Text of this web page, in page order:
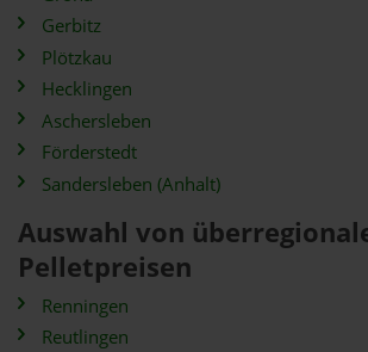
Gerbitz
Plötzkau
Hecklingen
Aschersleben
Förderstedt
Sandersleben (Anhalt)
Auswahl von
Pelletpreisen
Renningen
Reutlingen